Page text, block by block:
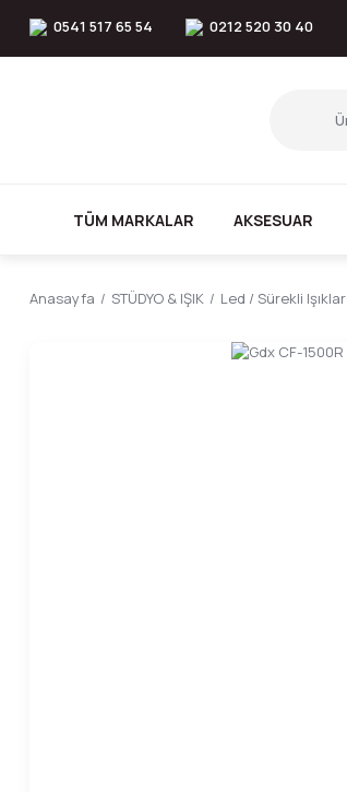
0541 517 65 54 0212 520 30 40
TÜM MARKALAR AKSESUAR
Anasayfa STÜDYO & IŞIK Led / Sürekli Işıklar